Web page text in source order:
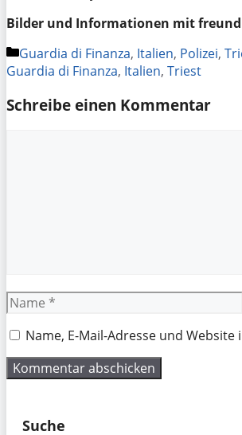
Bilder und Informationen mit
Kategorien
Guardia di Finanza, Italien, Polizei,
Guardia di Finanza, Italien, Triest
Schreibe einen Kommentar
Name
Name, E-Mail-Adresse und
Suche